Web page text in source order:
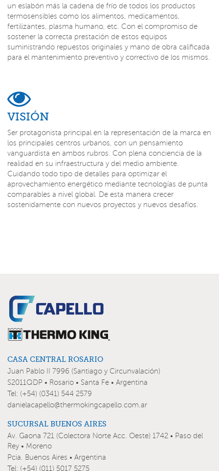
un eslabón más la cadena de frío de todos los productos
termosensibles como los alimentos, medicamentos,
fertilizantes, plasma humano, etc. Con el compromiso de
sostener la correcta prestación de estos equipos
suministrando repuestos originales y mano de obra calificada
para el mantenimiento preventivo y correctivo de los mismos.
VISIÓN
Ser protagonista principal en la representación de la marca en
los principales centros urbanos, con un pensamiento
vanguardista en ambos rubros. Con plena conciencia de la
realidad en su infraestructura y del medio ambiente.
Cuidando todo tipo de detalles para optimizar el
aprovechamiento energético mediante tecnologías de punta
comparables a nivel global. De esta manera crecer
sostenidamente con nuevos proyectos y nuevos desafíos.
CASA CENTRAL ROSARIO
Juan Pablo II 7996 (Santiago y Circunvalación)
S2011QDP • Rosario • Santa Fe • Argentina
Tel: (+54) (0341) 544 2579
danielacapello@thermokingcapello.com.ar
SUCURSAL BUENOS AIRES
Av. Gaona 721 (Colectora Norte Acc. Oeste) 1742 • Paso del
Rey • Moreno
Pcia. Buenos Aires • Argentina
Tel: (+54) (011) 5017 5275